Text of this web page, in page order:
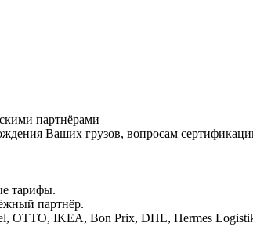
партнёрами
Ваших грузов, вопросам
тарифы.
партнёр.
OTTO, IKEA, Bon Prix, DHL, Hermes